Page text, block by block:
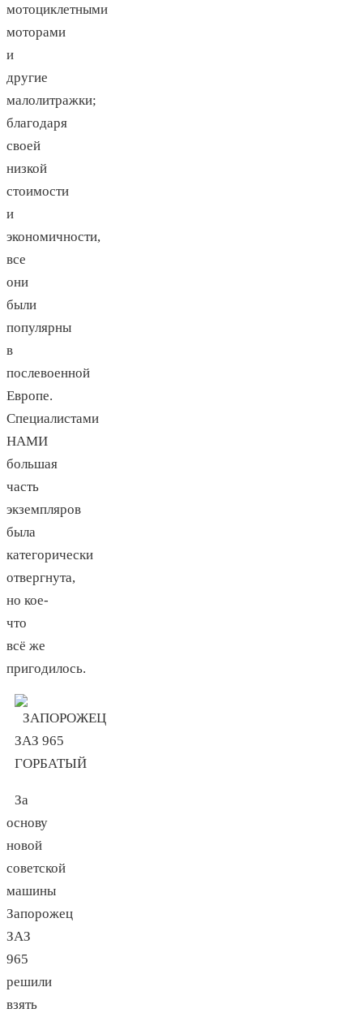
мотоциклетными
моторами
и
другие
малолитражки;
благодаря
своей
низкой
стоимости
и
экономичности,
все
они
были
популярны
в
послевоенной
Европе.
Специалистами
НАМИ
большая
часть
экземпляров
была
категорически
отвергнута,
но кое-
что
всё же
пригодилось.
За
основу
новой
советской
машины
Запорожец
ЗАЗ
965
решили
взять